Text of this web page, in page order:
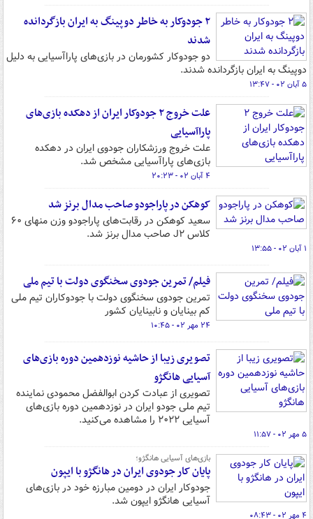
۲ جودوکار به خاطر دوپینگ به ایران بازگردانده
شدند
دو جودوکار کشورمان در بازی‌های پاراآسیایی به دلیل
دوپینگ به ایران بازگردانده شدند.
۵ آبان ۰۲ - ۱۳:۴۷
علت خروج ۲ جودوکار ایران از دهکده بازی‌های
پاراآسیایی
علت خروج ورزشکاران جودوی ایران در دهکده
بازی‌های پاراآسیایی مشخص شد.
۴ آبان ۰۲ - ۲۰:۲۳
کوهکن در پاراجودو صاحب مدال برنز شد
سعید کوهکن در رقابت‌های پاراجودو وزن منهای ۶۰
کلاس J۲ صاحب مدال برنز شد.
۱ آبان ۰۲ - ۱۳:۵۵
فیلم/ تمرین جودوی سخنگوی دولت با تیم ملی
تمرین جودوی سخنگوی دولت با جودوکاران تیم ملی
کم بینایان و نابینایان کشور
۲۴ مهر ۰۲ - ۱۰:۴۵
تصویری زیبا از حاشیه نوزدهمین دوره بازی‌های
آسیایی هانگژو
تصویری از عبادت کردن ابوالفضل محمودی نماینده
تیم ملی جودو ایران در نوزدهمین دوره بازی‌های
آسیایی ۲۰۲۲ را مشاهده می‌کنید.
۵ مهر ۰۲ - ۱۱:۵۷
بازی‌های آسیایی هانگژو؛
پایان کار جودوی ایران در هانگژو با ایپون
جودوکار ایران در دومین مبارزه خود در بازی‌های
آسیایی هانگژو ایپون شد.
۴ مهر ۰۲ - ۰۸:۴۳